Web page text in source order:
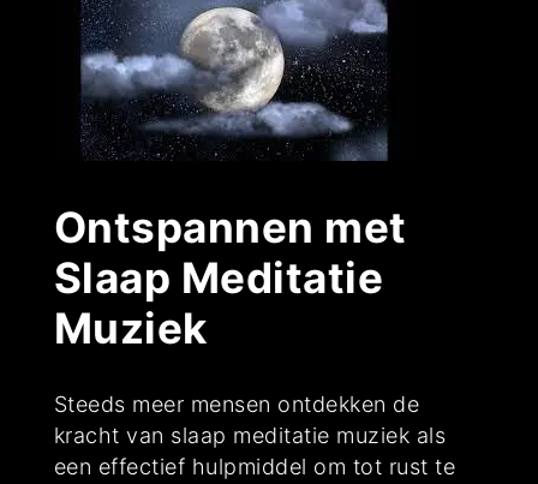
Ontspannen met
Slaap Meditatie
Muziek
Steeds meer mensen ontdekken de
kracht van slaap meditatie muziek als
een effectief hulpmiddel om tot rust te